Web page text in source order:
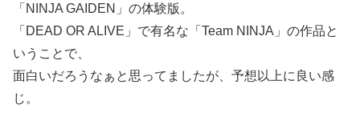
「NINJA GAIDEN」の体験版。
「DEAD OR ALIVE」で有名な「Team NINJA」の作品と
いうことで、
面白いだろうなぁと思ってましたが、予想以上に良い感
じ。